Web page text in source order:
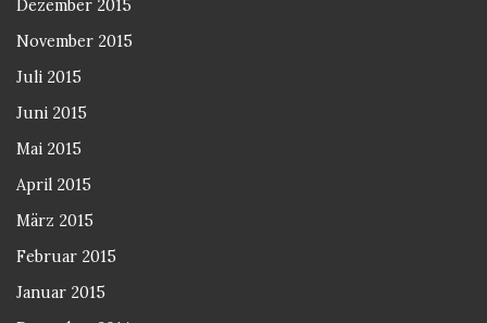
Dezember 2015
November 2015
Juli 2015
Juni 2015
Mai 2015
April 2015
März 2015
Februar 2015
Januar 2015